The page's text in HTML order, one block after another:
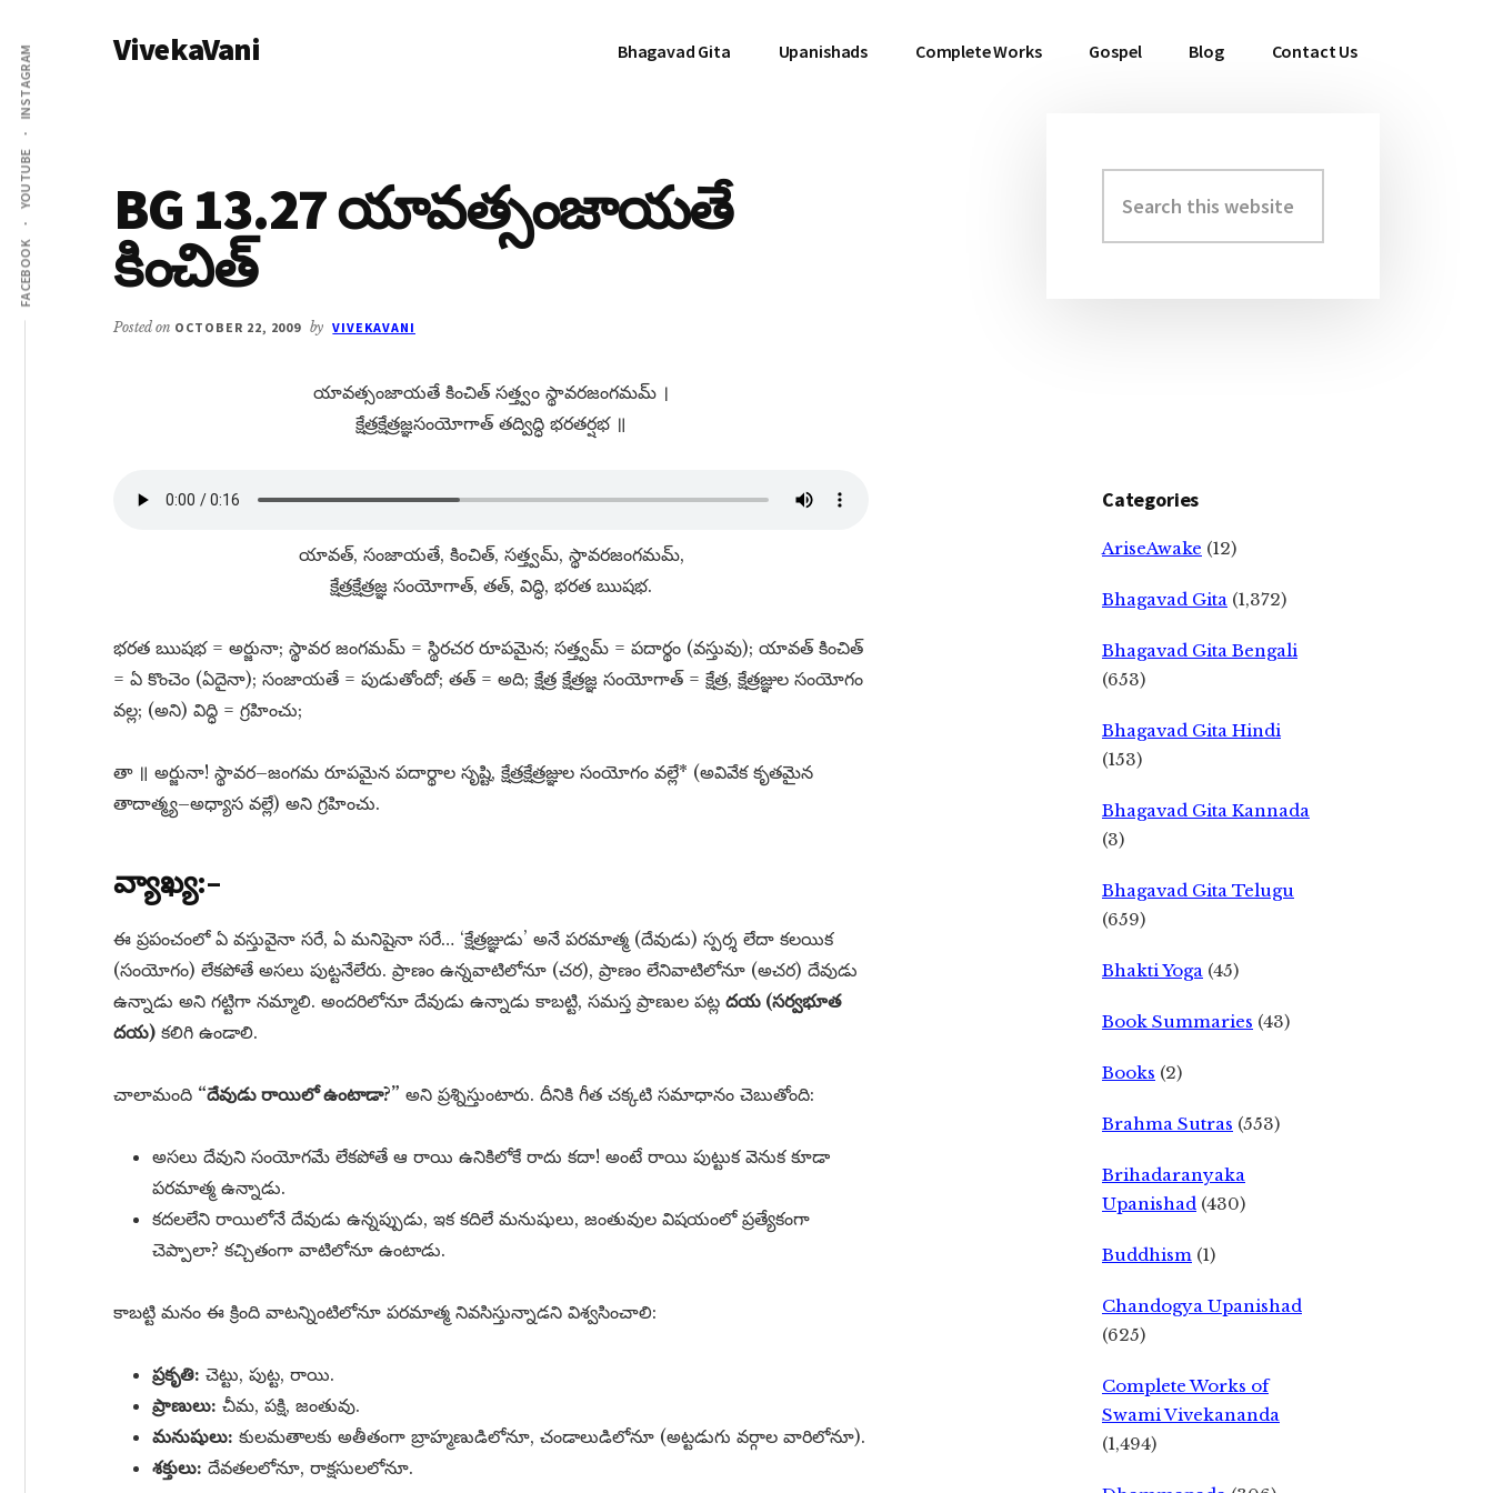
main
content
primary
sidebar
Additional
menu
FACEBOOK
YOUTUBE
INSTAGRAM VivekaVani Bhagavad Gita Upanishads Complete Works Gospel Blog Contact Us
BG 13.27 యావత్సంజాయతే
కించిత్
Posted on OCTOBER 22, 2009 by VIVEKAVANI
యావత్సంజాయతే కించిత్​ సత్త్వం స్థావరజంగమమ్​ ।
క్షేత్రక్షేత్రజ్ఞసంయోగాత్​ తద్విద్ధి భరతర్షభ ॥
యావత్​, సంజాయతే, కించిత్​, సత్త్వమ్​, స్థావరజంగమమ్​,
క్షేత్రక్షేత్రజ్ఞ సంయోగాత్​, తత్​, విద్ధి, భరత ఋషభ.
భరత ఋషభ = అర్జునా; స్థావర జంగమమ్​ = స్థిరచర రూపమైన; సత్త్వమ్​ = పదార్థం (వస్తువు); యావత్​ కించిత్​
= ఏ కొంచెం (ఏదైనా); సంజాయతే = పుడుతోందో; తత్​ = అది; క్షేత్ర క్షేత్రజ్ఞ సంయోగాత్​ = క్షేత్ర, క్షేత్రజ్ఞుల సంయోగం
వల్ల; (అని) విద్ధి = గ్రహించు;
తా ॥ అర్జునా! స్థావర–జంగమ రూపమైన పదార్థాల సృష్టి, క్షేత్రక్షేత్రజ్ఞుల సంయోగం వల్లే* (అవివేక కృతమైన
తాదాత్మ్య–అధ్యాస వల్లే) అని గ్రహించు.
వ్యాఖ్య:–
ఈ ప్రపంచంలో ఏ వస్తువైనా సరే, ఏ మనిషైనా సరే… ‘క్షేత్రజ్ఞుడు’ అనే పరమాత్మ (దేవుడు) స్పర్శ లేదా కలయిక
(సంయోగం) లేకపోతే అసలు పుట్టనేలేరు. ప్రాణం ఉన్నవాటిలోనూ (చర), ప్రాణం లేనివాటిలోనూ (అచర) దేవుడు
ఉన్నాడు అని గట్టిగా నమ్మాలి. అందరిలోనూ దేవుడు ఉన్నాడు కాబట్టి, సమస్త ప్రాణుల పట్ల దయ (సర్వభూత
దయ) కలిగి ఉండాలి.
చాలామంది “దేవుడు రాయిలో ఉంటాడా?” అని ప్రశ్నిస్తుంటారు. దీనికి గీత చక్కటి సమాధానం చెబుతోంది:
అసలు దేవుని సంయోగమే లేకపోతే ఆ రాయి ఉనికిలోకే రాదు కదా! అంటే రాయి పుట్టుక వెనుక కూడా
పరమాత్మ ఉన్నాడు.
కదలలేని రాయిలోనే దేవుడు ఉన్నప్పుడు, ఇక కదిలే మనుషులు, జంతువుల విషయంలో ప్రత్యేకంగా
చెప్పాలా? కచ్చితంగా వాటిలోనూ ఉంటాడు.
కాబట్టి మనం ఈ క్రింది వాటన్నింటిలోనూ పరమాత్మ నివసిస్తున్నాడని విశ్వసించాలి:
ప్రకృతి: చెట్టు, పుట్ట, రాయి.
ప్రాణులు: చీమ, పక్షి, జంతువు.
మనుషులు: కులమతాలకు అతీతంగా బ్రాహ్మణుడిలోనూ, చండాలుడిలోనూ (అట్టడుగు వర్గాల వారిలోనూ).
శక్తులు: దేవతలలోనూ, రాక్షసులలోనూ.
Primary
Sidebar
this
website
Categories
AriseAwake (12)
Bhagavad Gita (1,372)
Bhagavad Gita Bengali
(653)
Bhagavad Gita Hindi
(153)
Bhagavad Gita Kannada
(3)
Bhagavad Gita Telugu
(659)
Bhakti Yoga (45)
Book Summaries (43)
Books (2)
Brahma Sutras (553)
Brihadaranyaka
Upanishad (430)
Buddhism (1)
Chandogya Upanishad
(625)
Complete Works of
Swami Vivekananda
(1,494)